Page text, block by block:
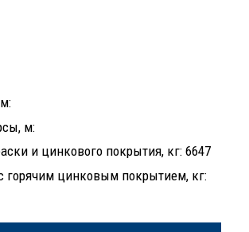
м:
и цинкового покрытия, кг: 6647
горячим цинковым покрытием, кг: